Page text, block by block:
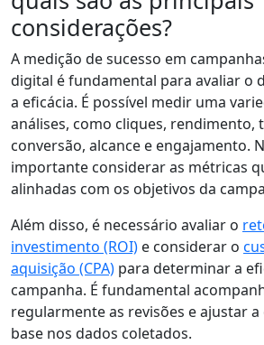
considerações?
A medição de sucesso em
digital é fundamental para avaliar o
a eficácia. É possível medir uma
análises, como cliques, rendimento,
conversão, alcance e engajamento.
importante considerar as métricas
alinhadas com os objetivos da
Além disso, é necessário avaliar o
investimento (ROI) e considerar o
aquisição (CPA) para determinar a
campanha. É fundamental
regularmente as revisões e ajustar
base nos dados coletados.